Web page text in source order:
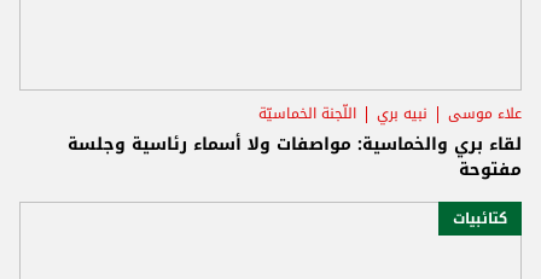
علاء موسى نبيه بري اللّجنة الخماسيّة
لقاء بري والخماسية: مواصفات ولا أسماء رئاسية وجلسة
مفتوحة
كتائبيات